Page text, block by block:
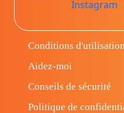
Conditions
Aidez-moi
Conseils de sécurité
Politique de